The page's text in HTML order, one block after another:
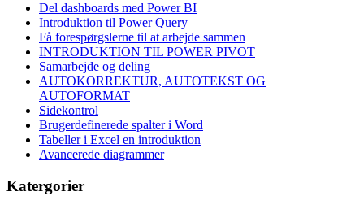
Del dashboards med Power BI
Introduktion til Power Query
Få forespørgslerne til at arbejde sammen
INTRODUKTION TIL POWER PIVOT
Samarbejde og deling
AUTOKORREKTUR, AUTOTEKST OG
AUTOFORMAT
Sidekontrol
Brugerdefinerede spalter i Word
Tabeller i Excel en introduktion
Avancerede diagrammer
Katergorier